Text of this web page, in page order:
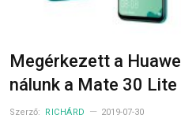
Megérkezett a
nálunk a Mate 30
Szerző: RICHÁRD 2019-07-30